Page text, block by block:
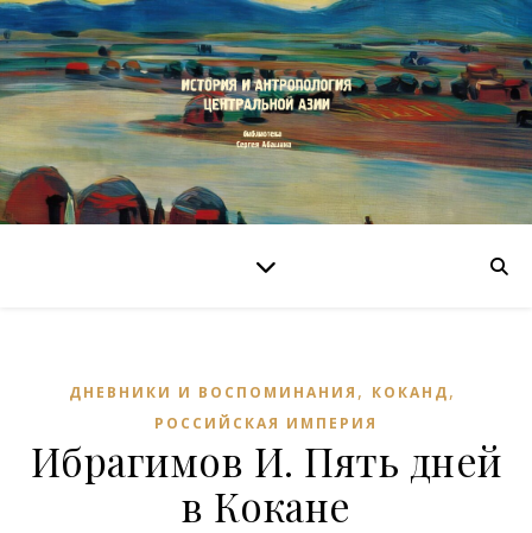
ДНЕВНИКИ И ВОСПОМИНАНИЯ , КОКАНД,
РОССИЙСКАЯ ИМПЕРИЯ
Ибрагимов И. Пять дней
в Кокане